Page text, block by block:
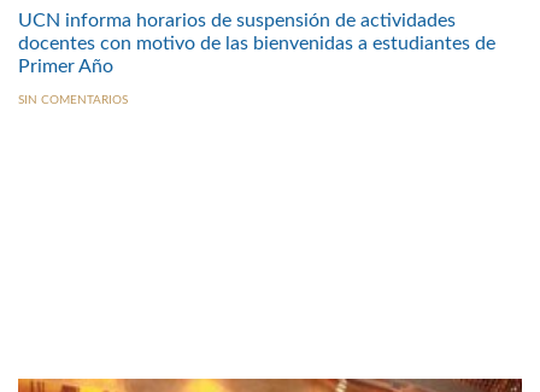
UCN informa horarios de suspensión de actividades
docentes con motivo de las bienvenidas a estudiantes de
Primer Año
SIN COMENTARIOS